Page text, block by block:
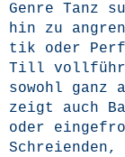
Gen­re Tanz
hin zu
tik oder
Till voll­führt
sowohl ganz
zeigt auch
oder
Schrei­en­den,